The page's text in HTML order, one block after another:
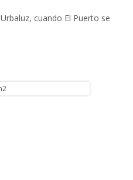
Urbaluz, cuando El Puerto se